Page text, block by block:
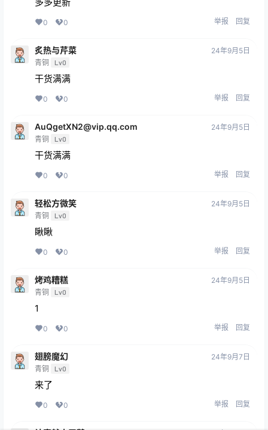
多多更新
0 0 举报 回复
炙热与芹菜
青铜 Lv0
24年9月5日
干货满满
0 0 举报 回复
AuQgetXN2@vip.qq.com
青铜 Lv0
24年9月5日
干货满满
0 0 举报 回复
轻松方微笑
青铜 Lv0
24年9月5日
瞅瞅
0 0 举报 回复
烤鸡糟糕
青铜 Lv0
24年9月5日
1
0 0 举报 回复
翅膀魔幻
青铜 Lv0
24年9月7日
来了
0 0 举报 回复